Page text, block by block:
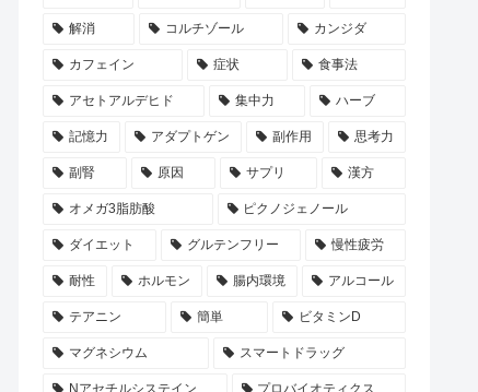
解消 コルチゾール カンジダ
カフェイン 症状 食事法
アセトアルデヒド 集中力 ハーブ
記憶力 アダプトゲン 副作用 思考力
副腎 原因 サプリ 漢方
オメガ3脂肪酸 ピクノジェノール
ダイエット グルテンフリー 慢性疲労
耐性 ホルモン 腸内環境 アルコール
テアニン 簡単 ビタミンD
マグネシウム スマートドラッグ
Nアセチルシステイン プロバイオティクス